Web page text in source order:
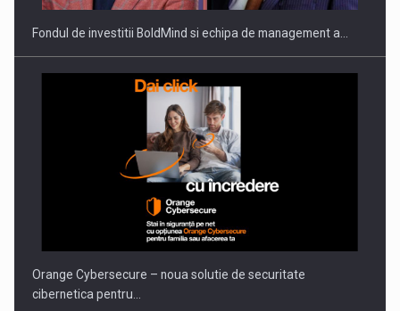
Fondul de investitii BoldMind si echipa de management a…
Orange Cybersecure – noua solutie de securitate
cibernetica pentru…